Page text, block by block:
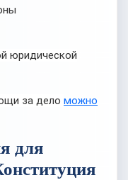
юридической
за дело можно
для